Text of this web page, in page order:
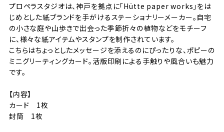
プロペラスタジオは、神戸を拠点に「Hütte paper works」をは
じめとした紙ブランドを手がけるステーショナリーメーカー。自宅
の小さな庭や山歩きで出会った季節折々の植物などをモチーフ
に、様々な紙アイテムやスタンプを制作されています。
こちらはちょっとしたメッセージを添えるのにぴったりな、ポピーの
ミニグリーティングカード。活版印刷による手触りや風合いも魅力
です。
【内容】
カード 1枚
封筒 1枚